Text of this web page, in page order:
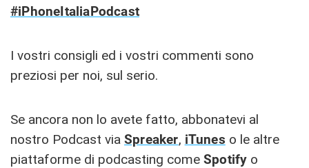
#iPhoneItaliaPodcast
I vostri consigli ed i vostri commenti sono
preziosi per noi, sul serio.
Se ancora non lo avete fatto, abbonatevi al
nostro Podcast via Spreaker, iTunes o le altre
piattaforme di podcasting come Spotify o